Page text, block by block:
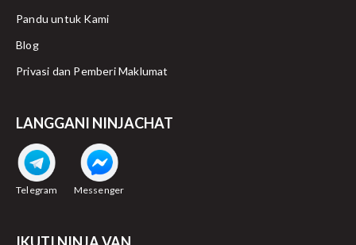
Pandu untuk Kami
Blog
Privasi dan Pemberi Maklumat
LANGGANI NINJACHAT
Telegram Messenger